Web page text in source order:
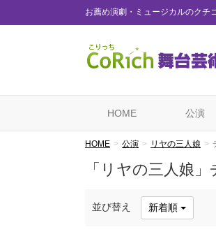
お薦め演劇・ミュージカルのクチ
HOME 公演
HOME 公演 リヤの三人娘
「リヤの三人娘
並び替え 新着順